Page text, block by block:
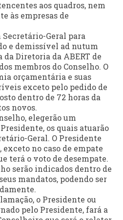
aos quadros, nem
às empresas de
Secretário-Geral para
e demissível ad nutum
da Diretoria da ABERT de
membros do Conselho. O
orçamentária e suas
exceto pelo pedido de
dentro de 72 horas da
novos.
elegerão um
os quais atuarão
Geral. O Presidente
no caso de empate
terá o voto de desempate.
serão indicados dentro de
mandatos, podendo ser
o Presidente ou
pelo Presidente, fará a